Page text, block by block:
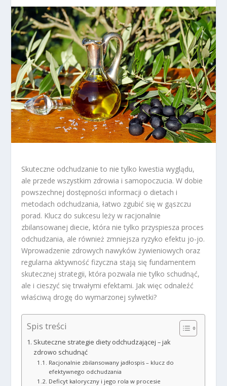
Skuteczne odchudzanie to nie tylko kwestia wyglądu,
ale przede wszystkim zdrowia i samopoczucia. W dobie
powszechnej dostępności informacji o dietach i
metodach odchudzania, łatwo zgubić się w gąszczu
porad. Klucz do sukcesu leży w racjonalnie
zbilansowanej diecie, która nie tylko przyspiesza proces
odchudzania, ale również zmniejsza ryzyko efektu jo-jo.
Wprowadzenie zdrowych nawyków żywieniowych oraz
regularna aktywność fizyczna stają się fundamentem
skutecznej strategii, która pozwala nie tylko schudnąć,
ale i cieszyć się trwałymi efektami. Jak więc odnaleźć
właściwą drogę do wymarzonej sylwetki?
Spis treści
Skuteczne strategie diety odchudzającej – jak
zdrowo schudnąć
Racjonalnie zbilansowany jadłospis – klucz do
efektywnego odchudzania
Deficyt kaloryczny i jego rola w procesie